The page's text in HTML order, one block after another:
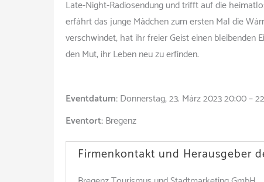
Late-Night-Radio­sendung und trifft auf die
erfährt das junge Mädchen zum ersten Mal die
verschwindet, hat ihr freier Geist einen bleibenden
den Mut, ihr Leben neu zu erfinden.
Eventdatum:Donnerstag, 23. März 2023 20:00 –
Eventort:Bregenz
Firmenkontakt und Herausgeber